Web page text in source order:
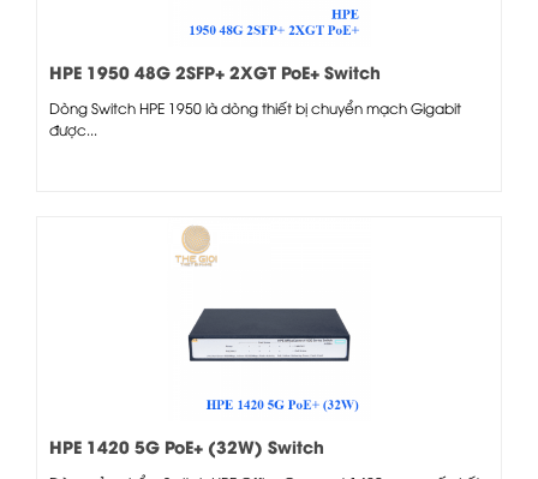
HPE 1950 48G 2SFP+ 2XGT PoE+ Switch
Dòng Switch HPE 1950 là dòng thiết bị chuyển mạch Gigabit
được...
HPE 1420 5G PoE+ (32W) Switch